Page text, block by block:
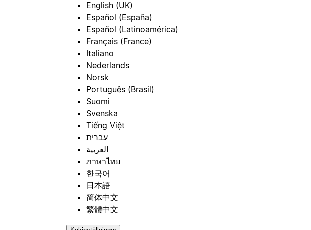
English (UK)
Español (España)
Español (Latinoamérica)
Français (France)
Italiano
Nederlands
Norsk
Português (Brasil)
Suomi
Svenska
Tiếng Việt
עברית
العربية
ภาษาไทย
한국어
日本語
简体中文
繁體中文